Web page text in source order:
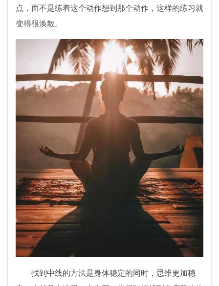
点，而不是练着这个动作想到那个动作，这样的练习就
变得很涣散。
找到中线的方法是身体稳定的同时，思维更加稳